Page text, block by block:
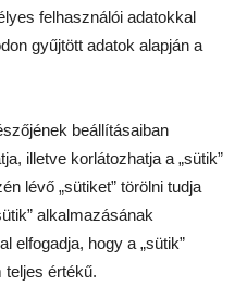
felhasználói adatokkal
gyűjtött adatok alapján a
beállításaiban
illetve korlátozhatja a „sütik”
lévő „sütiket” törölni tudja
alkalmazásának
elfogadja, hogy a „sütik”
teljes értékű.